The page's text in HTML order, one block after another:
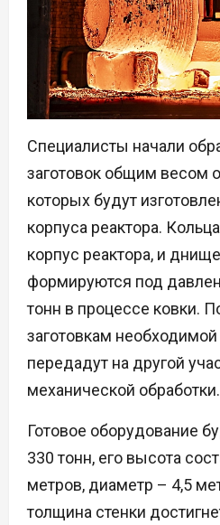
Специалисты начали
заготовок общим весом
которых будут
корпуса реактора.
корпус реактора, и
формируются под
тонн в процессе ковки.
заготовкам
передадут на другой
механической обработки.
Готовое оборудование
330 тонн, его высота
метров, диаметр – 4,5
толщина стенки